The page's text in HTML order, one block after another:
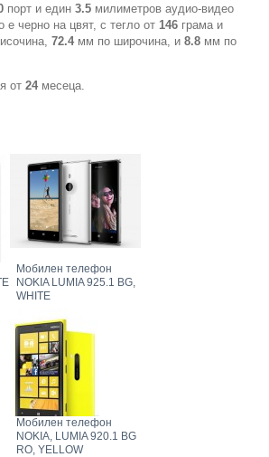
порт и един3.5 милиметров аудио-видео
е черно на цвят, с тегло от 146 грама и
72.4 мм по широчина, и8.8 мм по
от24 месеца.
Мобилен телефон
NOKIA LUMIA 925.1 BG,
WHITE
Мобилен телефон
NOKIA, LUMIA 920.1 BG
RO, YELLOW